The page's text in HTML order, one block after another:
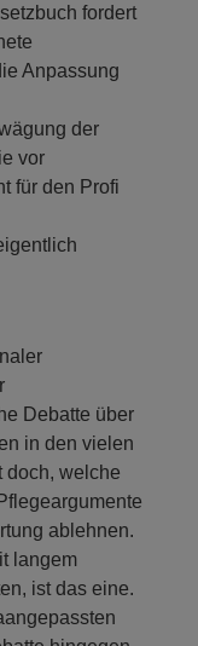
fordert
Anpassung
der
vor
für den Profi
Debatte über
in den vielen
doch, welche
ablehnen.
langem
ist das eine.